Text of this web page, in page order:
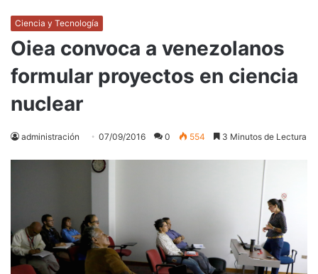
Ciencia y Tecnología
Oiea convoca a venezolanos
formular proyectos en ciencia
nuclear
administración 07/09/2016 0 554 3 Minutos de Lectura